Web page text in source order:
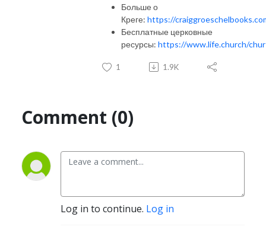
Больше о
Креге: https://
Бесплатные церковные
ресурсы: https://www.life.church/chur
1 1.9K
Comment (0)
Log in to continue. Log in